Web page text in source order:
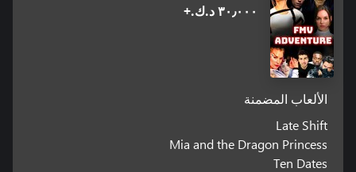
٣٠٫٠٠٠ د.ك.‏+
الألعاب المضمنة
Late Shift
Mia and the Dragon Princess
Ten Dates